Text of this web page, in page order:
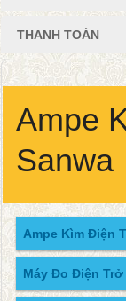
THANH TOÁN
Ampe
Sanwa
Ampe Kìm Điện
Máy Đo Điện Trở